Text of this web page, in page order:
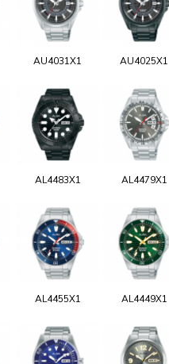
AU4031X1 AU4025X1
AL4483X1 AL4479X1
AL4455X1 AL4449X1